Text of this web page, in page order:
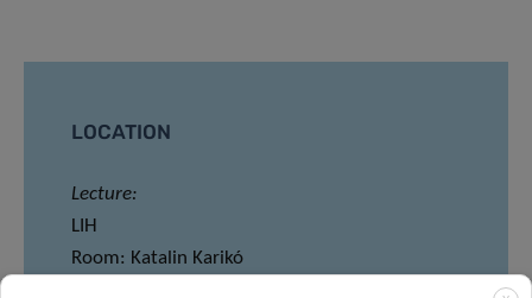
LOCATION
Lecture:
LIH
Room: Katalin Karikó